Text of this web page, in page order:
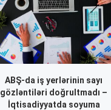
ABŞ-da iş yerlərinin sayı
gözləntiləri doğrultmadı –
İqtisadiyyatda soyuma